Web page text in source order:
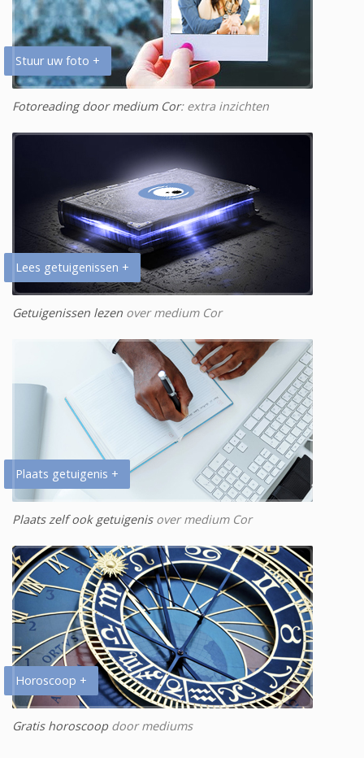
Stuur uw foto +
Fotoreading door medium Cor: extra inzichten
Lees getuigenissen +
Getuigenissen lezen over medium Cor
Plaats getuigenis +
Plaats zelf ook getuigenisover medium Cor
Horoscoop +
Gratis horoscoopdoor mediums